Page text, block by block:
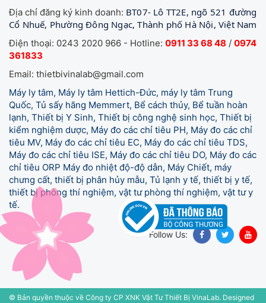
Địa chỉ đăng ký kinh doanh: BT07- Lô TT2E, ngõ 521 đường
Cổ Nhuế, Phường Đông Ngạc, Thành phố Hà Nội, Việt Nam
Điện thoại: 0243 2020 966 - Hotline: 0911 33 68 48 / 0974
361833
Email: thietbivinalab@gmail.com
Máy ly tâm, Máy ly tâm Hettich-Đức, máy ly tâm Trung
Quốc, Tủ sấy hãng Memmert, Bể cách thủy, Bể tuần hoàn
lạnh, Thiết bị Y Sinh, Thiết bị công nghệ sinh học, Thiết bị
kiểm nghiệm dược, Máy đo các chỉ tiêu PH, Máy đo các chỉ
tiêu MV, Máy đo các chỉ tiêu EC, Máy đo các chỉ tiêu TDS,
Máy đo các chỉ tiêu ISE, Máy đo các chỉ tiêu DO, Máy đo các
chỉ tiêu ORP Máy đo nhiệt độ-độ dẫn, Máy Chiết, máy
chưng cất, thiết bị phân hủy mẫu, Tủ lạnh y tế, thiết bị y tế,
thiết bị phòng thí nghiệm, vật tư phòng thí nghiệm, vật tư y
tế.
Follow Us:
© Bản quyền thuộc về Công ty CP XNK Vật Tư Thiết Bị VinaLab. Designed